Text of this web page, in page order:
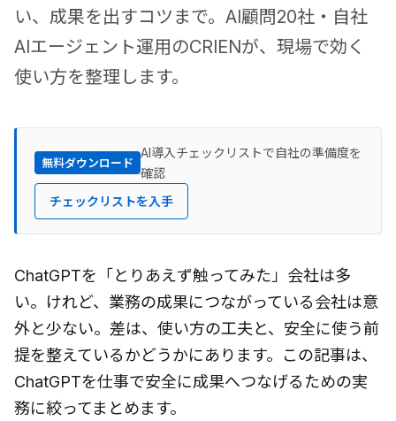
い、成果を出すコツまで。AI顧問20社・自社
AIエージェント運用のCRIENが、現場で効く
使い方を整理します。
無料ダウンロード
AI導入チェックリストで自社の準備度を
確認
チェックリストを入手
ChatGPTを「とりあえず触ってみた」会社は多
い。けれど、業務の成果につながっている会社は意
外と少ない。差は、使い方の工夫と、安全に使う前
提を整えているかどうかにあります。この記事は、
ChatGPTを仕事で安全に成果へつなげるための実
務に絞ってまとめます。